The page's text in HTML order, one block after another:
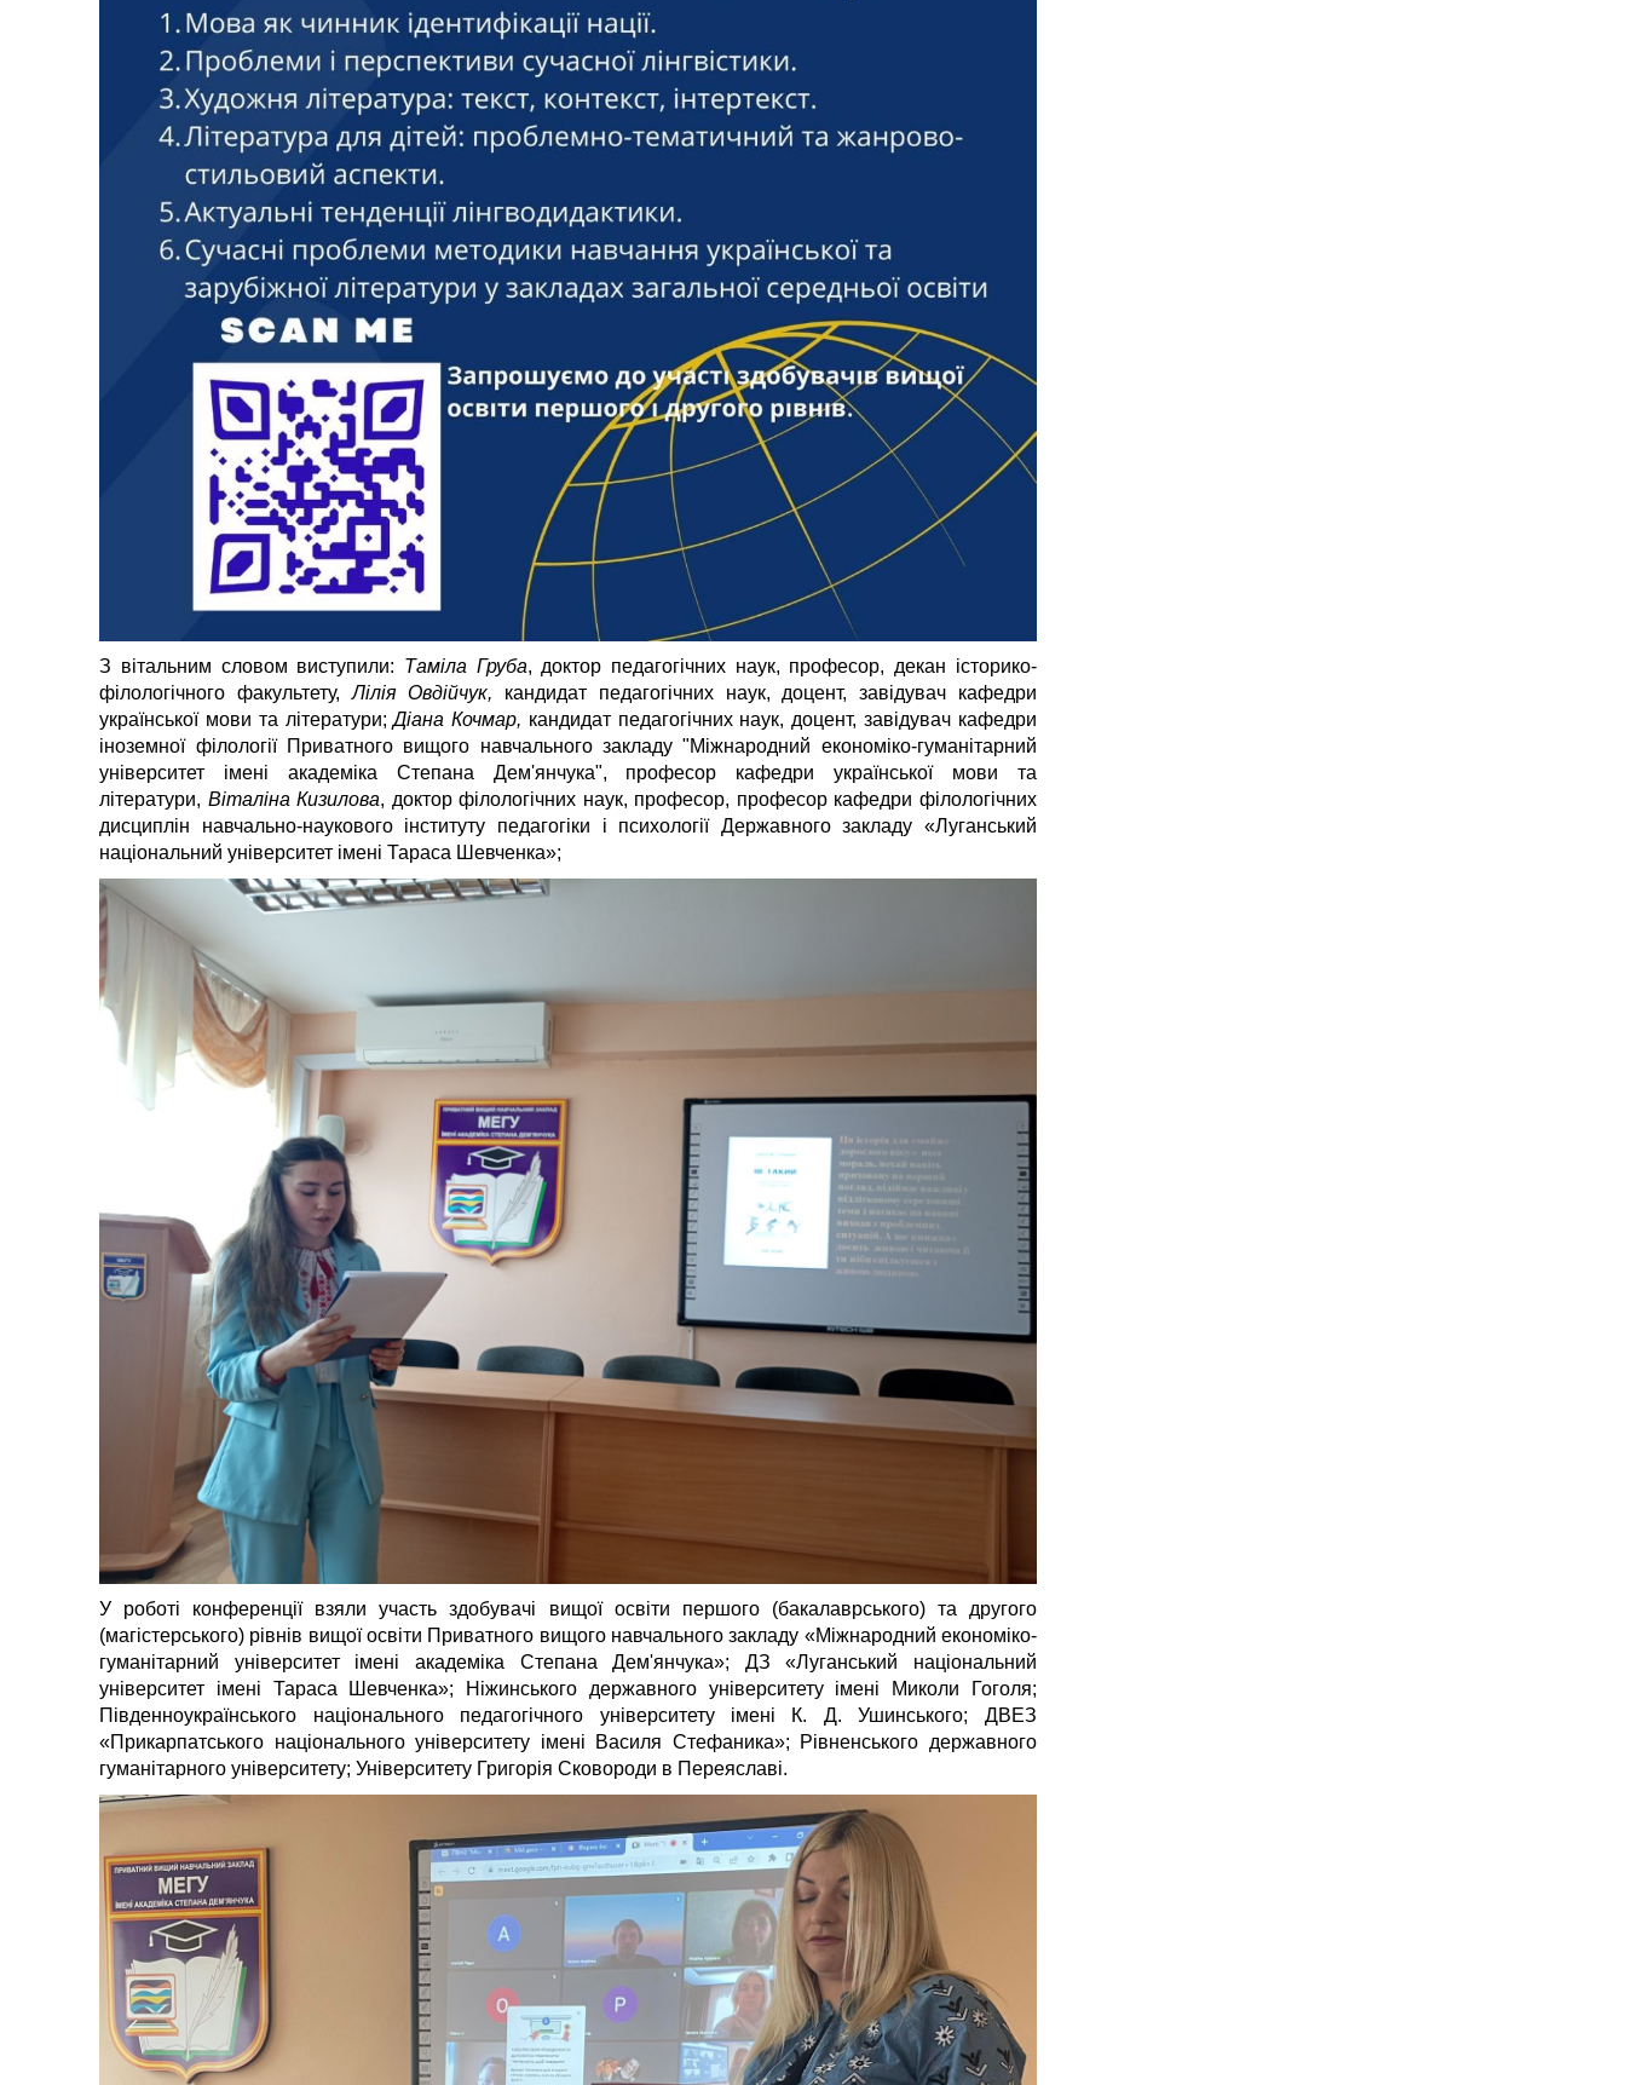
З вітальним словом виступили: Таміла Груба, доктор педагогічних наук, професор, декан історико-
філологічного факультету,Лілія Овдійчук, кандидат педагогічних наук, доцент, завідувач кафедри
української мови та літератури;ДіанаКочмар, кандидат педагогічних наук, доцент, завідувач кафедри
іноземної філології Приватного вищого навчального закладу "Міжнародний економіко-гуманітарний
університет імені академіка Степана Дем'янчука", професор кафедри української мови та
літератури, Віталіна Кизилова, доктор філологічних наук, професор, професор кафедри філологічних
дисциплін навчально-наукового інституту педагогіки і психології Державного закладу «Луганський
національний університет імені Тараса Шевченка»;
У роботі конференції взяли участь здобувачі вищої освіти першого (бакалаврського) та другого
(магістерського) рівнів вищої освіти Приватного вищого навчального закладу «Міжнародний економіко-
гуманітарний університет імені академіка Степана Дем'янчука»; ДЗ «Луганський національний
університет імені Тараса Шевченка»; Ніжинського державного університету імені Миколи Гоголя;
Південноукраїнського національного педагогічного університету імені К. Д. Ушинського; ДВЕЗ
«Прикарпатського національного університету імені Василя Стефаника»; Рівненського державного
гуманітарного університету; Університету Григорія Сковороди в Переяславі.